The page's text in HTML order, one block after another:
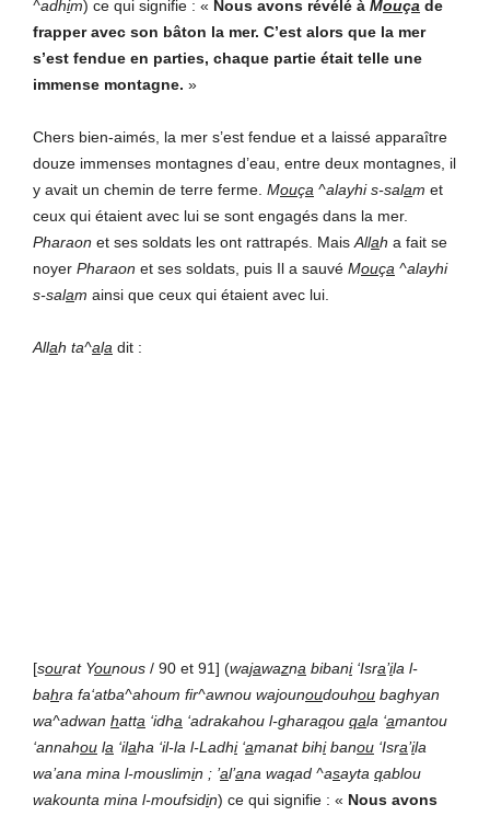
^adhim) ce qui signifie : « Nous avons révélé à Mouça de
frapper avec son bâton la mer. C’est alors que la mer
s’est fendue en parties, chaque partie était telle une
immense montagne. »
Chers bien-aimés, la mer s’est fendue et a laissé apparaître
douze immenses montagnes d’eau, entre deux montagnes, il
y avait un chemin de terre ferme. Mouça ^alayhi s-salam et
ceux qui étaient avec lui se sont engagés dans la mer.
Pharaon et ses soldats les ont rattrapés. Mais Allah a fait se
noyer Pharaon et ses soldats, puis Il a sauvé Mouça ^alayhi
s-salam ainsi que ceux qui étaient avec lui.
Allah ta^ala dit :
[sourat Younous / 90 et 91] (wajawazna bibani‘Isra’ila l-
bahra fa‘atba^ahoum fir^awnou wajounoudouhou baghyan
wa^adwan hatta ‘idha ‘adrakahou l-gharaqou qala ‘amantou
‘annahou la ‘ilaha ‘il-la l-Ladhi‘amanat bihibanou ‘Isra’ila
wa’ana mina l-mouslimin ; ’al’ana waqad ^asayta qablou
wakounta mina l-moufsidin) ce qui signifie : « Nous avons